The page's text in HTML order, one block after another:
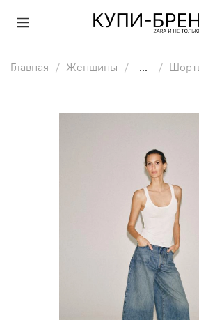
Главная Женщины ...